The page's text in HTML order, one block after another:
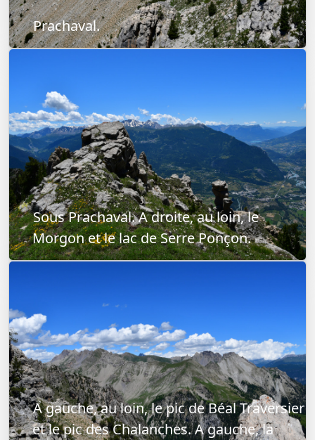
Prachaval.
Sous Prachaval. A droite, au loin, le
Morgon et le lac de Serre Ponçon.
A gauche, au loin, le pic de Béal Traversier
et le pic des Chalanches. A gauche, la